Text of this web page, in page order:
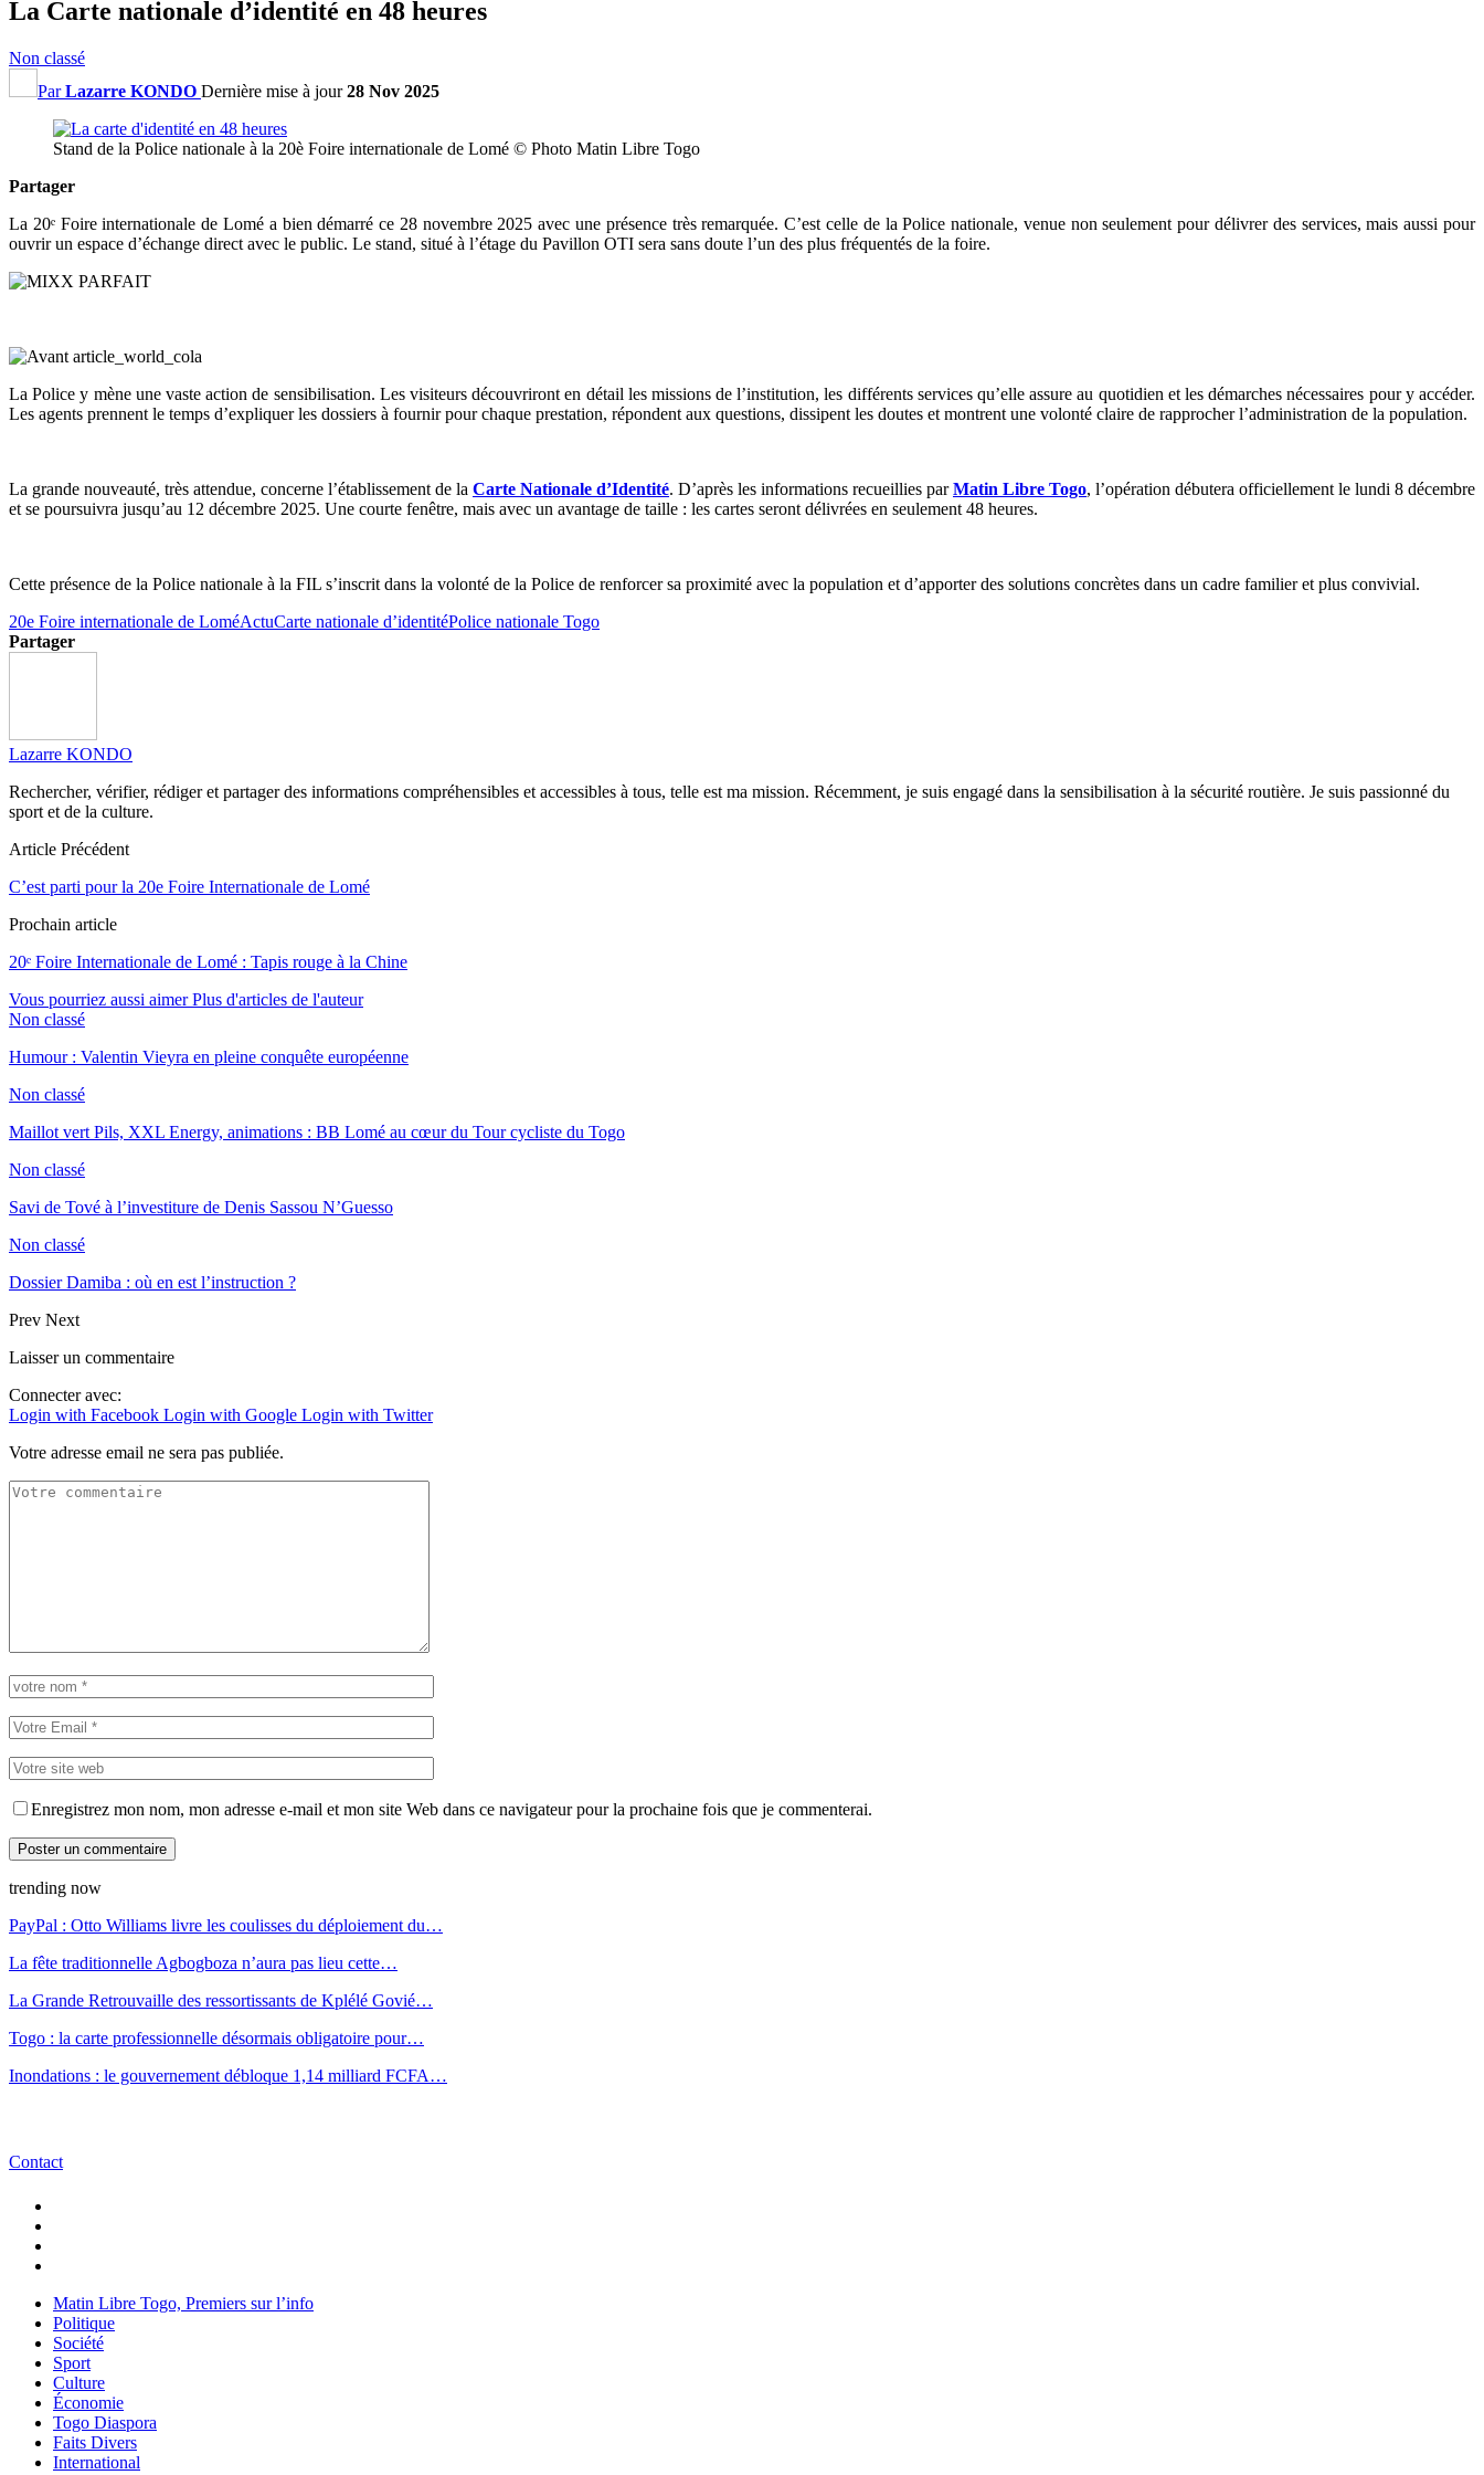
La Carte nationale d’identité en 48 heures
Non classé
ParLazarre KONDO Dernière mise à jour28 Nov 2025
Stand de la Police nationale à la 20è Foire internationale de Lomé © Photo Matin Libre Togo
Partager
La 20ᵉ Foire internationale de Lomé a bien démarré ce 28 novembre 2025 avec une présence très remarquée. C’est celle de la Police nationale, venue non seulement pour délivrer des services, mais aussi pour
ouvrir un espace d’échange direct avec le public. Le stand, situé à l’étage du Pavillon OTI sera sans doute l’un des plus fréquentés de la foire.
La Police y mène une vaste action de sensibilisation. Les visiteurs découvriront en détail les missions de l’institution, les différents services qu’elle assure au quotidien et les démarches nécessaires pour y accéder.
Les agents prennent le temps d’expliquer les dossiers à fournir pour chaque prestation, répondent aux questions, dissipent les doutes et montrent une volonté claire de rapprocher l’administration de la population.
La grande nouveauté, très attendue, concerne l’établissement de la Carte Nationale d’Identité. D’après les informations recueillies parMatin Libre Togo, l’opération débutera officiellement le lundi 8 décembre
et se poursuivra jusqu’au 12 décembre 2025. Une courte fenêtre, mais avec un avantage de taille : les cartes seront délivrées en seulement 48 heures.
Cette présence de la Police nationale à la FIL s’inscrit dans la volonté de la Police de renforcer sa proximité avec la population et d’apporter des solutions concrètes dans un cadre familier et plus convivial.
20e Foire internationale de LoméActuCarte nationale d’identitéPolice nationale Togo
Partager
Lazarre KONDO
Rechercher, vérifier, rédiger et partager des informations compréhensibles et accessibles à tous, telle est ma mission. Récemment, je suis engagé dans la sensibilisation à la sécurité routière. Je suis passionné du
sport et de la culture.
Article Précédent
C’est parti pour la 20e Foire Internationale de Lomé
Prochain article
20ᵉ Foire Internationale de Lomé : Tapis rouge à la Chine
Vous pourriez aussi aimer Plus d'articles de l'auteur
Non classé
Humour : Valentin Vieyra en pleine conquête européenne
Non classé
Maillot vert Pils, XXL Energy, animations : BB Lomé au cœur du Tour cycliste du Togo
Non classé
Savi de Tové à l’investiture de Denis Sassou N’Guesso
Non classé
Dossier Damiba : où en est l’instruction ?
Prev Next
Laisser un commentaire
Connecter avec:
Login with Facebook Login with Google Login with Twitter
Votre adresse email ne sera pas publiée.
Enregistrez mon nom, mon adresse e-mail et mon site Web dans ce navigateur pour la prochaine fois que je commenterai.
trending now
PayPal : Otto Williams livre les coulisses du déploiement du…
La fête traditionnelle Agbogboza n’aura pas lieu cette…
La Grande Retrouvaille des ressortissants de Kplélé Govié…
Togo : la carte professionnelle désormais obligatoire pour…
Inondations : le gouvernement débloque 1,14 milliard FCFA…
Contact
Matin Libre Togo, Premiers sur l’info
Politique
Société
Sport
Culture
Économie
Togo Diaspora
Faits Divers
International